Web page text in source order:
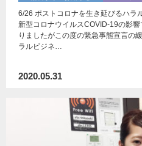
6/26 ポストコロナを生き延びるハラ
新型コロナウイルスCOVID-19の影
りましたがこの度の緊急事態宣言の
ラルビジネ…
2020.05.31